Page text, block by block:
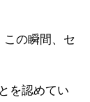
この瞬間、セ
を認めてい